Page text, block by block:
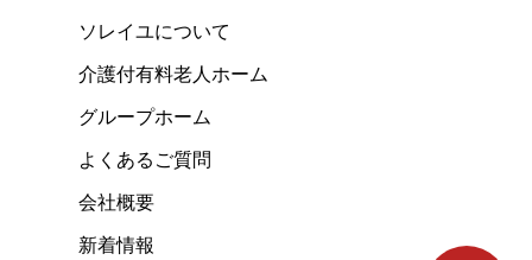
ソレイユについて
介護付有料老人ホーム
グループホーム
よくあるご質問
会社概要
新着情報